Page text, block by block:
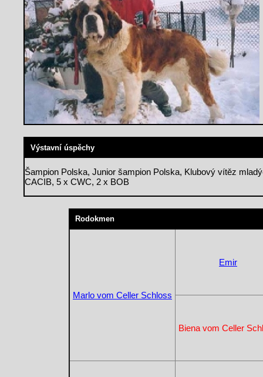
Výstavní úspěchy
Šampion Polska, Junior šampion Polska, Klubový vítěz
CACIB, 5 x CWC, 2 x BOB
Rodokmen
Marlo vom Celler Schloss
Emir
Biena vom Celler